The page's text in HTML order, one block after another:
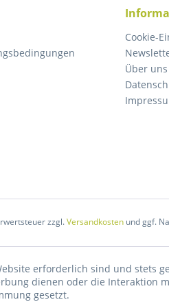
Cookie-
Über uns
zzgl.Versandkostenund ggf.
erforderlich sind und stets
dienen oder die Interaktion
gesetzt.